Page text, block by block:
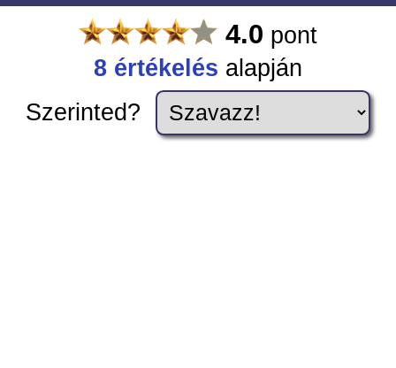
4.0 pont
8 értékelés alapján
Szerinted?